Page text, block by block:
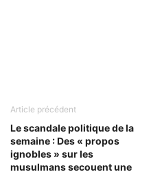
Article précédent
Le scandale politique de la
semaine : Des « propos
ignobles » sur les
musulmans secouent une